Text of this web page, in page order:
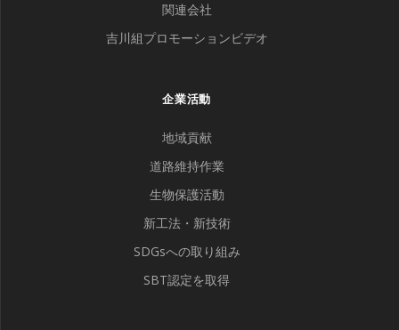
関連会社
吉川組プロモーションビデオ
企業活動
地域貢献
道路維持作業
生物保護活動
新工法・新技術
SDGsへの取り組み
SBT認定を取得